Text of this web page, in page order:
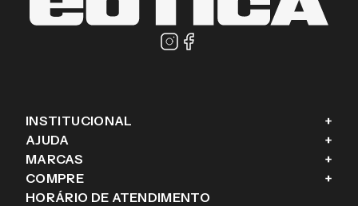
INSTITUCIONAL +
Fale conosco
Blog
Sobre a eÓtica
AJUDA +
Como comprar
Trocas e Devoluções
MARCAS +
Ray-Ban
COMPRE +
HORÁRIO DE ATENDIMENTO